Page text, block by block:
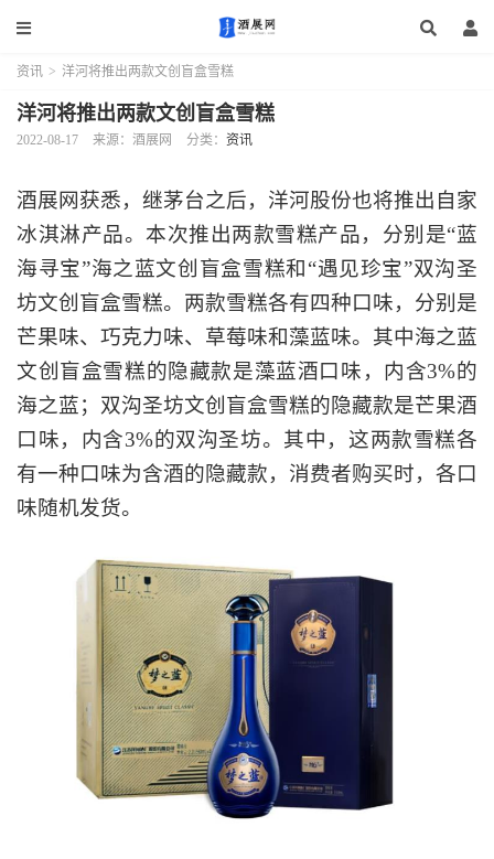
资讯 > 洋河将推出两款文创盲盒雪糕
洋河将推出两款文创盲盒雪糕
2022-08-17 来源：酒展网 分类： 资讯
酒展网获悉，继茅台之后，洋河股份也将推出自家
冰淇淋产品。本次推出两款雪糕产品，分别是“蓝
海寻宝”海之蓝文创盲盒雪糕和“遇见珍宝”双沟圣
坊文创盲盒雪糕。两款雪糕各有四种口味，分别是
芒果味、巧克力味、草莓味和藻蓝味。其中海之蓝
文创盲盒雪糕的隐藏款是藻蓝酒口味，内含3%的
海之蓝；双沟圣坊文创盲盒雪糕的隐藏款是芒果酒
口味，内含3%的双沟圣坊。其中，这两款雪糕各
有一种口味为含酒的隐藏款，消费者购买时，各口
味随机发货。